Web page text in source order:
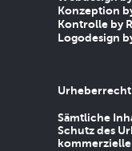
Konzeption
Kontrolle by
Logodesign
Urheberrecht
Sämtliche
Schutz des